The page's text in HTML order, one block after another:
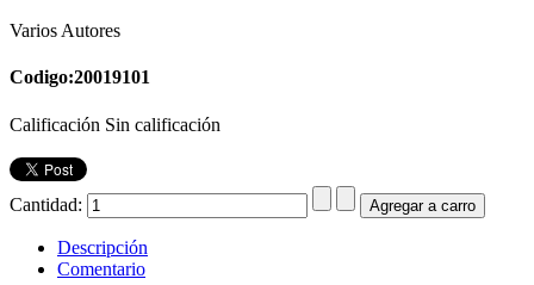
Varios Autores
Codigo:20019101
Calificación Sin calificación
Cantidad:
Descripción
Comentario